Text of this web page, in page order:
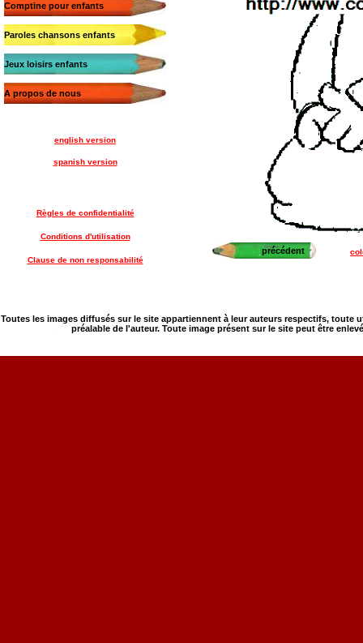
Comptine pour enfants
Paroles chansons enfants
Jeux loisirs enfants
A propos de nous
english version
spanish version
Règles de confidentialité
Conditions d'utilisation
Clause de non responsabilité
précédent
Toutes les images diffusés sur le site appartiennent à leur auteurs respectifs,
préalable de l'auteur. Toute image présent sur le site peut être